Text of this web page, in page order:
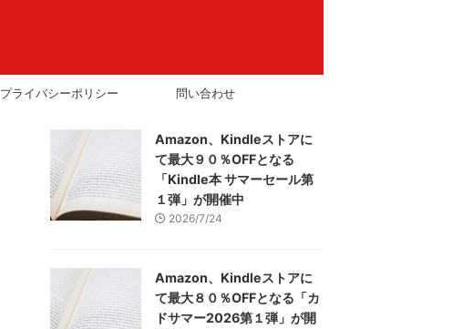
プライバシーポリシー 問い合わせ
Amazon、Kindleストアに
て最大９０％OFFとなる
「Kindle本 サマーセール第
１弾」が開催中
2026/7/24
Amazon、Kindleストアに
て最大８０％OFFとなる「カ
ドサマー2026第１弾」が開